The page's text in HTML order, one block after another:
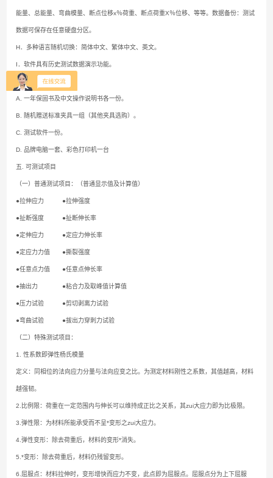
能量、总能量、弯曲模量、断点位移x％荷重、断点荷重X％位移、等等。数据备份：测试
数据可保存在任意硬盘分区。
H．多种语言随机切换：简体中文、繁体中文、英文。
I．软件具有历史测试数据演示功能。
四.附件
A. 一年保固书及中文操作说明书各一份。
B. 随机赠送标准夹具一组（其他夹具选购）。
C. 测试软件一份。
D. 品牌电脑一套、彩色打印机一台
五.可测试项目
（一）普通测试项目：（普通显示值及计算值）
●拉伸应力 ●拉伸强度
●扯断强度 ●扯断伸长率
●定伸应力 ●定应力伸长率
●定应力力值 ●撕裂强度
●任意点力值 ●任意点伸长率
●抽出力 ●粘合力及取峰值计算值
●压力试验 ●剪切剥离力试验
●弯曲试验 ●拔出力穿刺力试验
（二）特殊测试项目：
1. 性系数即弹性杨氏模量
定义：同相位的法向应力分量与法向应变之比。为测定材料刚性之系数，其值越高，材料
越强韧。
2.比例限：荷重在一定范围内与伸长可以维持成正比之关系，其zui大应力即为比极限。
3.弹性限：为材料所能承受而不呈*变形之zui大应力。
4.弹性变形：除去荷重后，材料的变形*消失。
5.*变形：除去荷重后，材料仍残留变形。
6.屈服点：材料拉伸时，变形增快而应力不变，此点即为屈服点。屈服点分为上下屈服